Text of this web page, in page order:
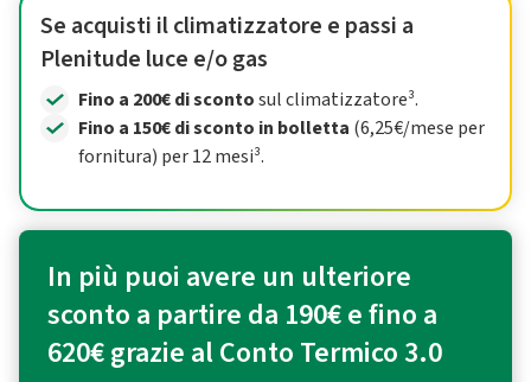
Se acquisti il climatizzatore e passi a
Plenitude luce e/o gas
Fino a 200€ di scontosul climatizzatore³.
Fino a 150€ di sconto in bolletta (6,25€/mese per
fornitura) per 12 mesi³.
In più puoi avere un ulteriore
sconto a partire da 190€ e fino a
620€ grazie al Conto Termico 3.0